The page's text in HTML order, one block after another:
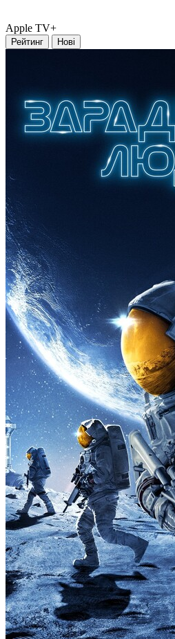
Apple TV+
Рейтинг Нові